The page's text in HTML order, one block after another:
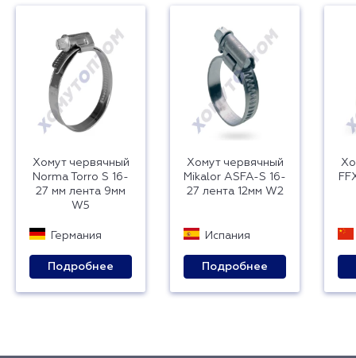
Хомут червячный
Norma Torro S 16-
27 мм лента 9мм
W5
Германия
Подробнее
Хомут червячный
Mikalor ASFA-S 16-
27 лента 12мм W2
Испания
Подробнее